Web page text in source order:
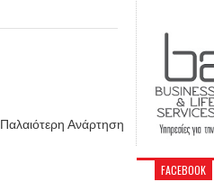
Παλαιότερη Ανάρτηση
FACEBOOK